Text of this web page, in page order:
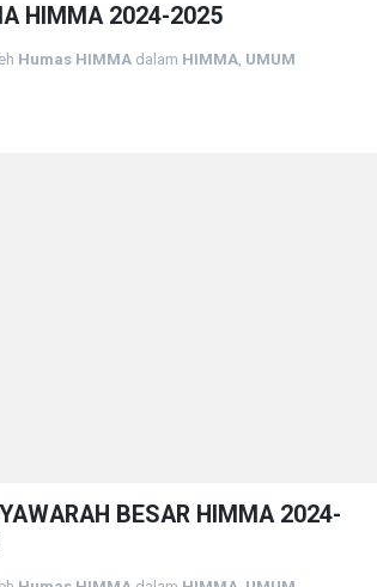
HIMMA 2024-2025
Humas HIMMA dalam HIMMA UMUM
BESAR HIMMA 2024-